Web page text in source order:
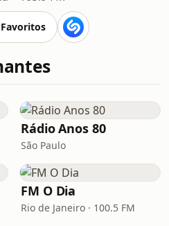
Favoritos
Rádio Anos 80
São Paulo
FM O Dia
Rio de Janeiro · 100.5 FM